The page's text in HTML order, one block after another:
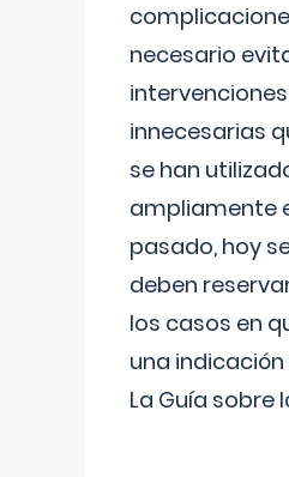
necesario
innecesarias
se han
ampliamente
pasado, hoy
deben
los casos en
una
La Guía sobre